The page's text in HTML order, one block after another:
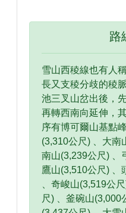
路
雪山西稜線也有人
長又支稜分歧的稜
池三叉山岔出後，
再轉西南向延伸，
序有博可爾山基點
(3,310公尺) 、大南
南山(3,239公尺) 、
鷹山(3,510公尺) 、
、奇峻山(3,519公
尺) 、釜碗山(3,000